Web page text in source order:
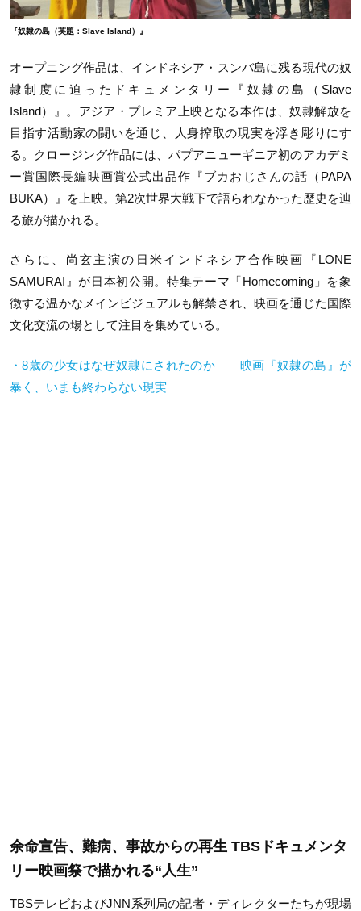
『奴隷の島（英題：Slave Island）』
オープニング作品は、インドネシア・スンバ島に残る現代の奴
隷制度に迫ったドキュメンタリー『奴隷の島（ Slave
Island）』。アジア・プレミア上映となる本作は、奴隷解放を
目指す活動家の闘いを通じ、人身搾取の現実を浮き彫りにす
る。クロージング作品には、パプアニューギニア初のアカデミ
ー賞国際長編映画賞公式出品作『ブカおじさんの話（ PAPA
BUKA）』を上映。第2次世界大戦下で語られなかった歴史を辿
る旅が描かれる。
さらに、尚玄主演の日米インドネシア合作映画『 LONE
SAMURAI 』が日本初公開。特集テーマ「Homecoming 」を象
徴する温かなメインビジュアルも解禁され、映画を通じた国際
文化交流の場として注目を集めている。
・8歳の少女はなぜ奴隷にされたのか——映画『奴隷の島』が
暴く、いまも終わらない現実
余命宣告、難病、事故からの再生 TBS ドキュメンタ
リー映画祭で描かれる“ 人生”
TBSテレビおよびJNN系列局の記者・ディレクターたちが現場